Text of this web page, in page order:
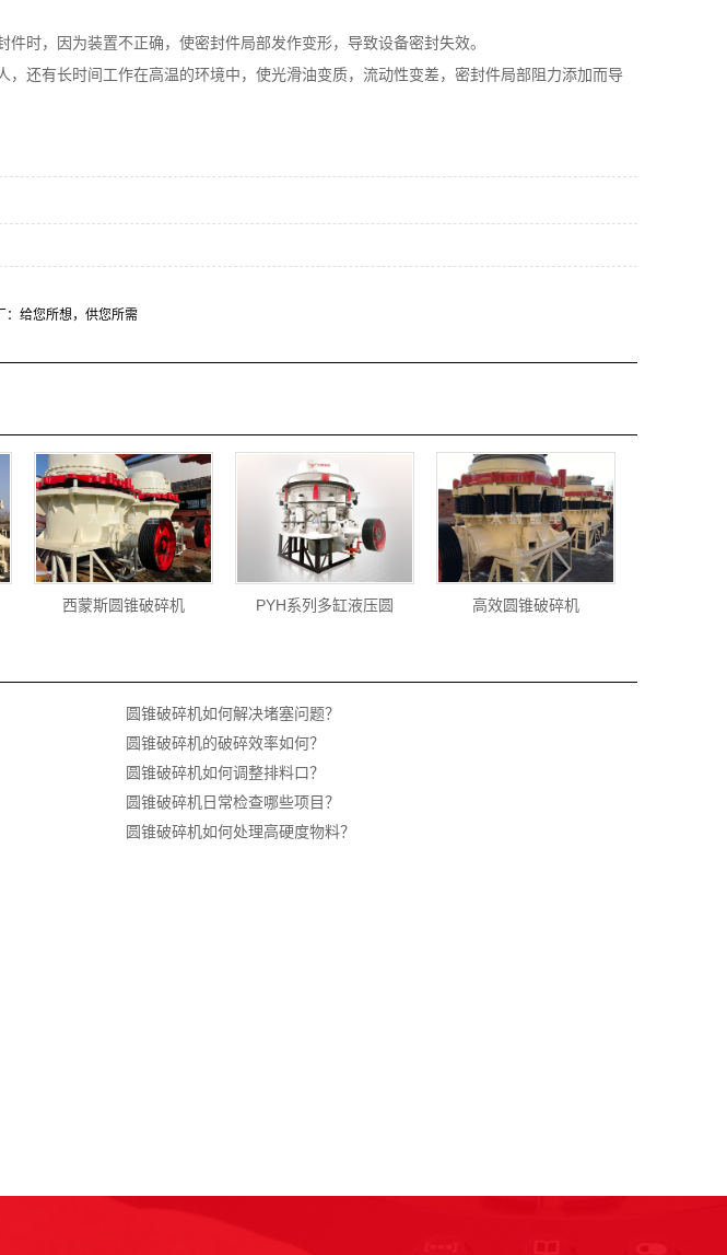
时，因为装置不正确，使密封件局部发作变形，导致设备密封失效。
，还有长时间工作在高温的环境中，使光滑油变质，流动性变差，密封件局部阻力添加而导
：给您所想，供您所需
西蒙斯圆锥破碎机 PYH系列多缸液压圆 高效圆锥破碎机
圆锥破碎机如何解决堵塞问题？
圆锥破碎机的破碎效率如何？
圆锥破碎机如何调整排料口？
圆锥破碎机日常检查哪些项目？
圆锥破碎机如何处理高硬度物料？